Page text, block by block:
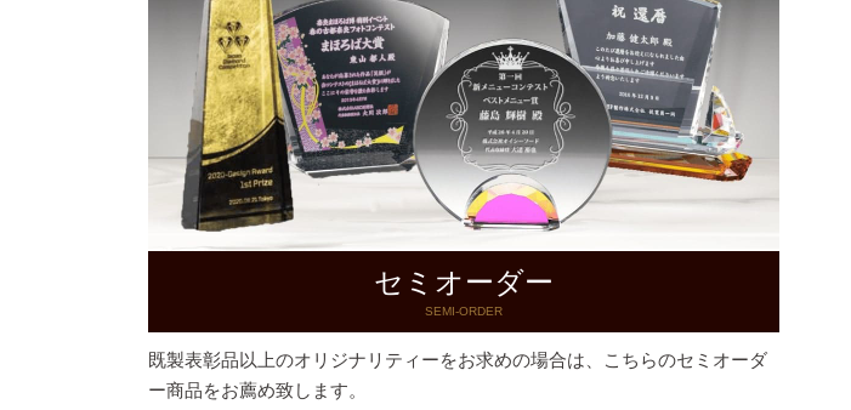
セミオーダー
SEMI-ORDER
既製表彰品以上のオリジナリティーをお求めの場合は、こちらのセミオーダ
ー商品をお薦め致します。